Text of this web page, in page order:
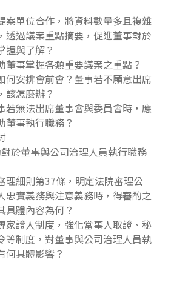
案單位合作，將資料數量多且複雜
透過議案重點摘要，促進董事對於
握與了解？
董事掌握各類重要議案之重點？
何安排會前會？董事若不願意出席
該怎麼辦？
若無法出席董事會與委員會時，應
董事執行職務？
於董事與公司治理人員執行職務
理細則第37條，明定法院審理公
忠實義務與注意義務時，得審酌之
具體內容為何？
家證人制度，強化當事人取證、秘
等制度，對董事與公司治理人員執
何具體影響？